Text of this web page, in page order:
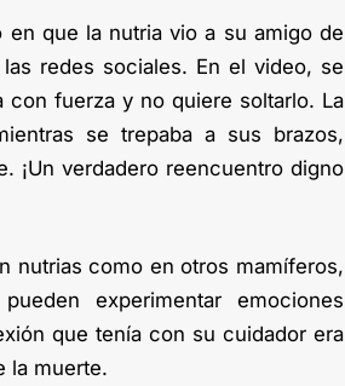
que la nutria vio a su amigo de
redes sociales. En el video, se
fuerza y no quiere soltarlo. La
se trepaba a sus brazos,
¡Un verdadero reencuentro digno
nutrias como en otros mamíferos,
experimentar emociones
que tenía con su cuidador era
la muerte.